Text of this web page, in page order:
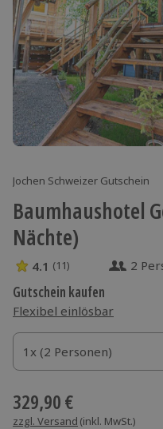
Jochen Schweizer Gutschein
Baumhaushotel
Nächte)
4.1 Sterne von 5 aus 11
4.1 (11) 2
Gutschein kaufen
Flexibel einlösbar
1x (2 Personen)
1x (2 Personen)
1x (2 Personen)
329,90 €
zzgl. Versand (inkl. MwSt.)